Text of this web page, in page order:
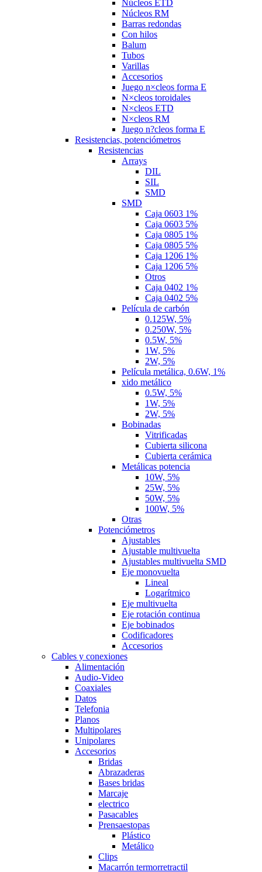
Núcleos ETD
Núcleos RM
Barras redondas
Con hilos
Balum
Tubos
Varillas
Accesorios
Juego n×cleos forma E
N×cleos toroidales
N×cleos ETD
N×cleos RM
Juego n?cleos forma E
Resistencias, potenciómetros
Resistencias
Arrays
DIL
SIL
SMD
SMD
Caja 0603 1%
Caja 0603 5%
Caja 0805 1%
Caja 0805 5%
Caja 1206 1%
Caja 1206 5%
Otros
Caja 0402 1%
Caja 0402 5%
Película de carbón
0.125W, 5%
0.250W, 5%
0.5W, 5%
1W, 5%
2W, 5%
Película metálica, 0.6W, 1%
xido metálico
0.5W, 5%
1W, 5%
2W, 5%
Bobinadas
Vitrificadas
Cubierta silicona
Cubierta cerámica
Metálicas potencia
10W, 5%
25W, 5%
50W, 5%
100W, 5%
Otras
Potenciómetros
Ajustables
Ajustable multivuelta
Ajustables multivuelta SMD
Eje monovuelta
Lineal
Logarítmico
Eje multivuelta
Eje rotación continua
Eje bobinados
Codificadores
Accesorios
Cables y conexiones
Alimentación
Audio-Video
Coaxiales
Datos
Telefonia
Planos
Multipolares
Unipolares
Accesorios
Bridas
Abrazaderas
Bases bridas
Marcaje
electrico
Pasacables
Prensaestopas
Plástico
Metálico
Clips
Macarrón termorretractil